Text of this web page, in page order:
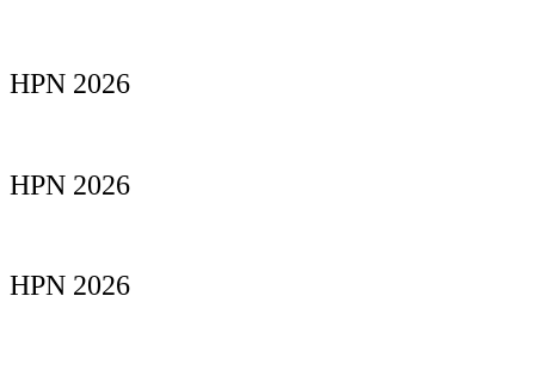
HPN 2026
HPN 2026
HPN 2026